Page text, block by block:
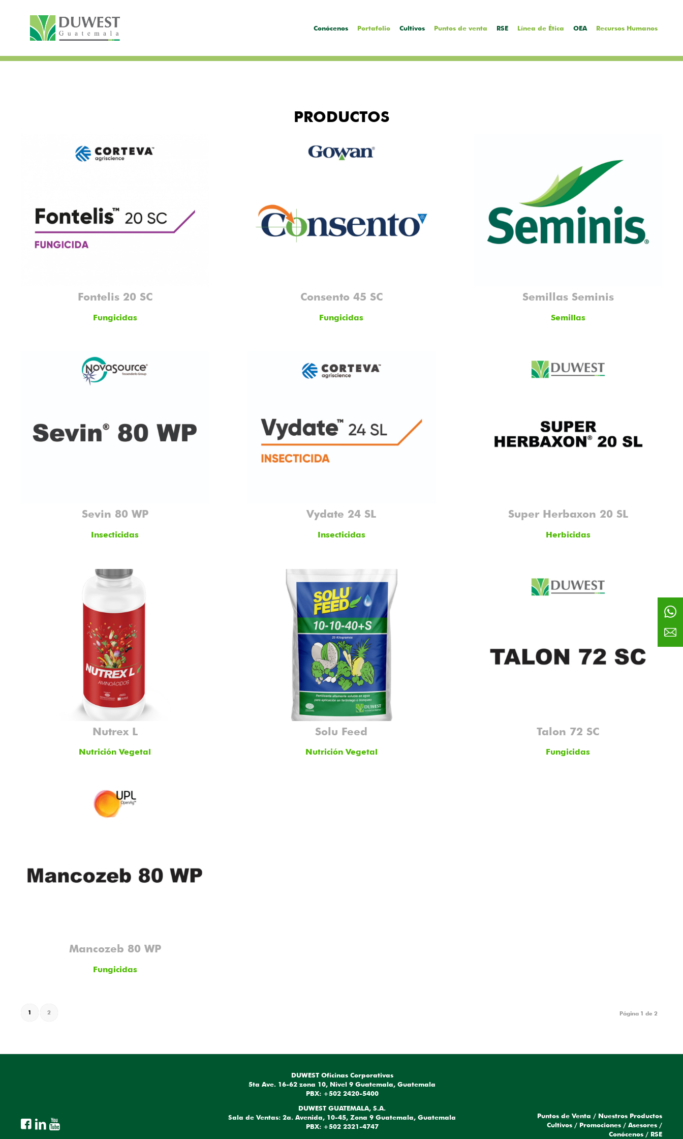
Conócenos Portafolio Cultivos Puntos de venta RSE Línea de Ética OEA Recursos Humanos
PRODUCTOS
Fontelis 20 SC
Fungicidas
Consento 45 SC
Fungicidas
Semillas Seminis
Semillas
Sevin 80 WP
Insecticidas
Vydate 24 SL
Insecticidas
Super Herbaxon 20 SL
Herbicidas
Nutrex L
Nutrición Vegetal
Solu Feed
Nutrición Vegetal
Talon 72 SC
Fungicidas
Mancozeb 80 WP
Fungicidas
Página 1 de 2
1 2
DUWEST Oficinas Corporativas
5ta Ave. 16-62 zona 10, Nivel 9 Guatemala, Guatemala
PBX: +502 2420-5400
DUWEST GUATEMALA, S.A.
Sala de Ventas: 2a. Avenida, 10-45, Zona 9 Guatemala, Guatemala
PBX: +502 2321-4747
Puntos de Venta / Nuestros Productos
Cultivos / Promociones / Asesores /
Conócenos / RSE